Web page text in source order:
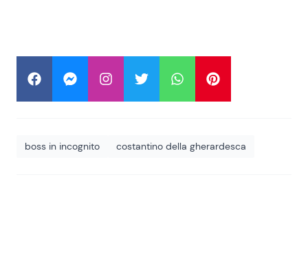
boss in incognito costantino della gherardesca